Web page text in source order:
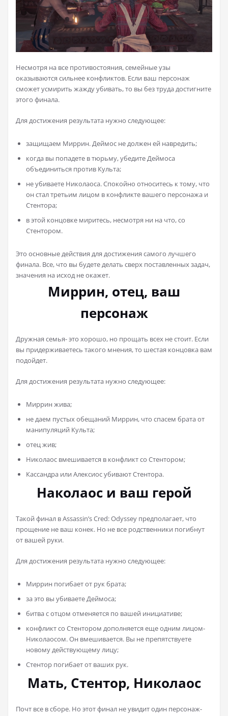
Несмотря на все противостояния, семейные узы
оказываются сильнее конфликтов. Если ваш персонаж
сможет усмирить жажду убивать, то вы без труда достигните
этого финала.
Для достижения результата нужно следующее:
защищаем Миррин. Деймос не должен ей навредить;
когда вы попадете в тюрьму, убедите Деймоса
объединиться против Культа;
не убиваете Николаоса. Спокойно относитесь к тому, что
он стал третьим лицом в конфликте вашего персонажа и
Стентора;
в этой концовке миритесь, несмотря ни на что, со
Стентором.
Это основные действия для достижения самого лучшего
финала. Все, что вы будете делать сверх поставленных задач,
значения на исход не окажет.
Миррин, отец, ваш
персонаж
Дружная семья- это хорошо, но прощать всех не стоит. Если
вы придерживаетесь такого мнения, то шестая концовка вам
подойдет.
Для достижения результата нужно следующее:
Миррин жива;
не даем пустых обещаний Миррин, что спасем брата от
манипуляций Культа;
отец жив;
Николаос вмешивается в конфликт со Стентором;
Кассандра или Алексиос убивают Стентора.
Наколаос и ваш герой
Такой финал в Assassin’s Cred: Odyssey предполагает, что
прощение не ваш конек. Но не все родственники погибнут
от вашей руки.
Для достижения результата нужно следующее:
Миррин погибает от рук брата;
за это вы убиваете Деймоса;
битва с отцом отменяется по вашей инициативе;
конфликт со Стентором дополняется еще одним лицом-
Николаосом. Он вмешивается. Вы не препятствуете
новому действующему лицу;
Стентор погибает от ваших рук.
Мать, Стентор, Николаос
Почт все в сборе. Но этот финал не увидит один персонаж-